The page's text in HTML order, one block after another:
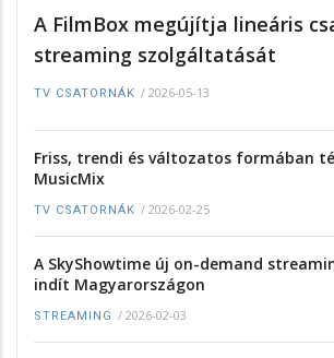
A FilmBox megújítja lineáris
streaming szolgáltatását
TV CSATORNÁK / 2026-05-13
Friss, trendi és változatos formában
MusicMix
TV CSATORNÁK / 2026-02-25
A SkyShowtime új on-demand
indít Magyarországon
STREAMING / 2026-02-03